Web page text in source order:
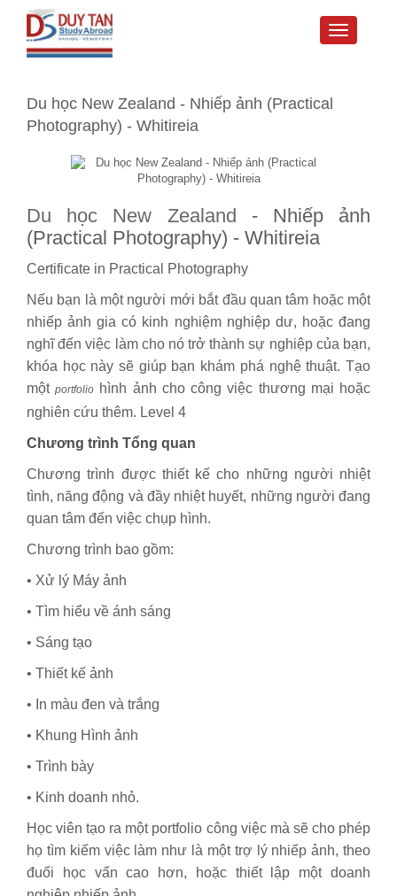
Toggle
Du học New Zealand - Nhiếp ảnh (Practical
Photography) - Whitireia
Du học New Zealand - Nhiếp ảnh
(Practical Photography) - Whitireia
Certificate in Practical Photography
Nếu bạn là một người mới bắt đầu quan tâm hoặc một
nhiếp ảnh gia có kinh nghiệm nghiệp dư, hoặc đang
nghĩ đến việc làm cho nó trở thành sự nghiệp của bạn,
khóa học này sẽ giúp bạn khám phá nghệ thuật. Tạo
mộtportfolio hình ảnh cho công việc thương mại hoặc
nghiên cứu thêm. Level 4
Chương trình Tổng quan
Chương trình được thiết kế cho những người nhiệt
tình, năng động và đầy nhiệt huyết, những người đang
quan tâm đến việc chụp hình.
Chương trình bao gồm:
• Xử lý Máy ảnh
• Tìm hiểu về ánh sáng
• Sáng tạo
• Thiết kế ảnh
• In màu đen và trắng
• Khung Hình ảnh
• Trình bày
• Kinh doanh nhỏ.
Học viên tạo ra một portfolio công việc mà sẽ cho phép
họ tìm kiếm việc làm như là một trợ lý nhiếp ảnh, theo
đuổi học vấn cao hơn, hoặc thiết lập một doanh